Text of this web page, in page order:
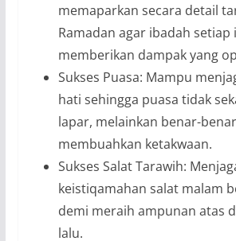
memaparkan secara detail
Ramadan agar ibadah setiap
memberikan dampak yang
Sukses Puasa: Mampu
hati sehingga puasa tidak
lapar, melainkan benar-benar
membuahkan ketakwaan.
Sukses Salat Tarawih:
keistiqamahan salat malam
demi meraih ampunan atas
lalu.